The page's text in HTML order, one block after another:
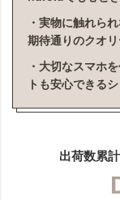
・実物に触れら
期待通りのクオリ
・大切なスマホ
トも安心できる
出荷数累計